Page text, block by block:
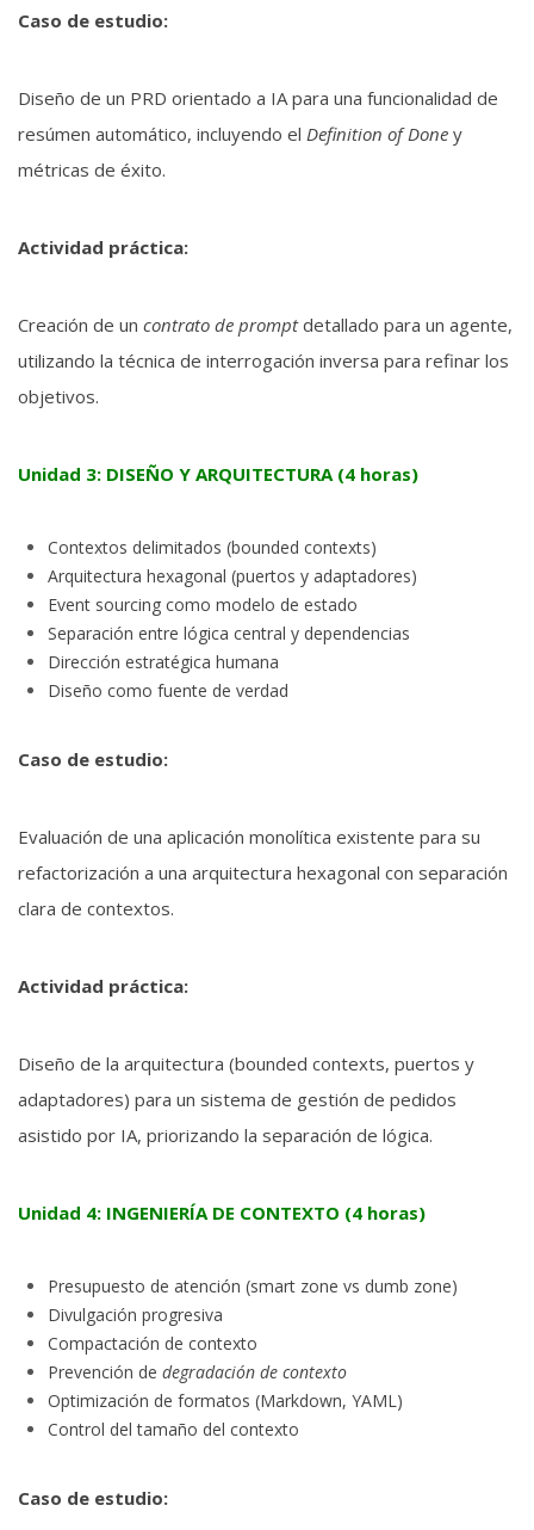
Caso de estudio:
Diseño de un PRD orientado a IA para una funcionalidad de
resúmen automático, incluyendo el Definition of Done y
métricas de éxito.
Actividad práctica:
Creación de un contrato de promptdetallado para un agente,
utilizando la técnica de interrogación inversa para refinar los
objetivos.
Unidad 3: DISEÑO Y ARQUITECTURA (4 horas)
Contextos delimitados (bounded contexts)
Arquitectura hexagonal (puertos y adaptadores)
Event sourcing como modelo de estado
Separación entre lógica central y dependencias
Dirección estratégica humana
Diseño como fuente de verdad
Caso de estudio:
Evaluación de una aplicación monolítica existente para su
refactorización a una arquitectura hexagonal con separación
clara de contextos.
Actividad práctica:
Diseño de la arquitectura (bounded contexts, puertos y
adaptadores) para un sistema de gestión de pedidos
asistido por IA, priorizando la separación de lógica.
Unidad 4: INGENIERÍA DE CONTEXTO (4 horas)
Presupuesto de atención (smart zone vs dumb zone)
Divulgación progresiva
Compactación de contexto
Prevención de degradación de contexto
Optimización de formatos (Markdown, YAML)
Control del tamaño del contexto
Caso de estudio: